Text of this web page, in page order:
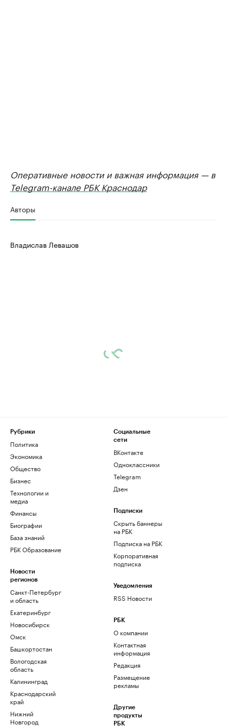
Оперативные новости и важная информация — в
Telegram-канале РБК Краснодар
Авторы
Владислав Левашов
Рубрики
Политика
Экономика
Общество
Бизнес
Технологии и
медиа
Финансы
Биографии
База знаний
РБК Образование
Новости
регионов
Санкт-Петербург
и область
Екатеринбург
Новосибирск
Омск
Башкортостан
Вологодская
область
Калининград
Краснодарский
край
Нижний
Новгород
Социальные
сети
ВКонтакте
Одноклассники
Telegram
Дзен
Подписки
Скрыть баннеры
на РБК
Подписка на РБК
Корпоративная
подписка
Уведомления
RSS Новости
РБК
О компании
Контактная
информация
Редакция
Размещение
рекламы
Другие
продукты
РБК